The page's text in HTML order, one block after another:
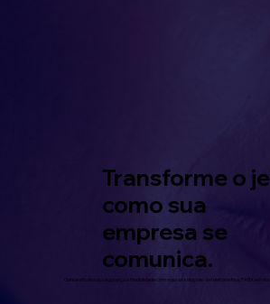
Transforme o
como sua
empresa se
comunica.
Ganhe eficiência, segurança e flexibilidade com nossas soluções de telefonia fixa, PABX em